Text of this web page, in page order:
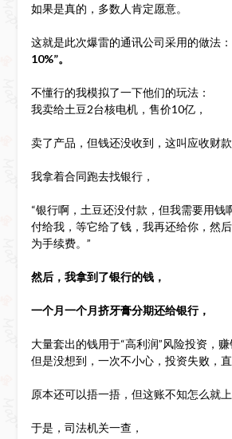
如果是真的，多数人肯定愿意。
这就是此次爆雷的通讯公司采用的做法：
10%”。
不懂行的我模拟了一下他们的玩法：
我卖给土豆2台核电机，售价10亿，
卖了产品，但钱还没收到，这叫应收财款
我拿着合同跑去找银行，
“银行啊，土豆还没付款，但我需要用钱
付给我，等它给了钱，我再还给你，然
为手续费。”
然后，我拿到了银行的钱，
一个月一个月挤牙膏分期还给银行，
大量套出的钱用于“高利润”风险投资，赚
但是没想到，一次不小心，投资失败，
原本还可以捂一捂，但这账不知怎么就上
于是，司法机关一查，